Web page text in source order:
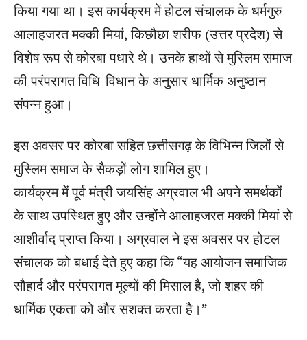
किया गया था। इस कार्यक्रम में होटल संचालक के धर्मगुरु
आलाहजरत मक्की मियां, किछौछा शरीफ (उत्तर प्रदेश) से
विशेष रूप से कोरबा पधारे थे। उनके हाथों से मुस्लिम समाज
की परंपरागत विधि-विधान के अनुसार धार्मिक अनुष्ठान
संपन्न हुआ।
इस अवसर पर कोरबा सहित छत्तीसगढ़ के विभिन्न जिलों से
मुस्लिम समाज के सैकड़ों लोग शामिल हुए।
कार्यक्रम में पूर्व मंत्री जयसिंह अग्रवाल भी अपने समर्थकों
के साथ उपस्थित हुए और उन्होंने आलाहजरत मक्की मियां से
आशीर्वाद प्राप्त किया। अग्रवाल ने इस अवसर पर होटल
संचालक को बधाई देते हुए कहा कि “यह आयोजन समाजिक
सौहार्द और परंपरागत मूल्यों की मिसाल है, जो शहर की
धार्मिक एकता को और सशक्त करता है।”